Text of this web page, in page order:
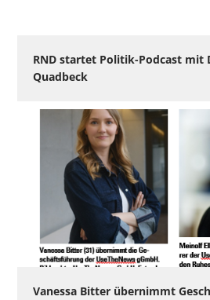
RND startet Politik-Podcast mit
Quadbeck
Vanessa Bitter übernimmt